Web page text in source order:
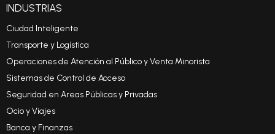
INDUSTRIAS
Ciudad Inteligente
Transporte y Logística
Operaciones de Atención al Público y Venta Minorista
Sistemas de Control de Acceso
Seguridad en Areas Públicas y Privadas
Ocio y Viajes
Banca y Finanzas